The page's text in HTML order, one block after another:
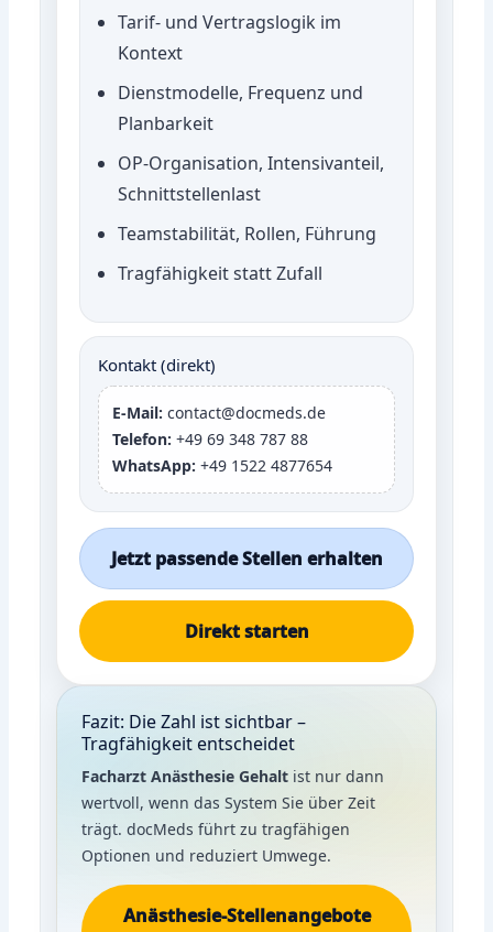
Tarif- und Vertragslogik im
Kontext
Dienstmodelle, Frequenz und
Planbarkeit
OP-Organisation, Intensivanteil,
Schnittstellenlast
Teamstabilität, Rollen, Führung
Tragfähigkeit statt Zufall
Kontakt (direkt)
E-Mail: contact@docmeds.de
Telefon: +49 69 348 787 88
WhatsApp: +49 1522 4877654
Jetzt passende Stellen erhalten
Direkt starten
Fazit: Die Zahl ist sichtbar –
Tragfähigkeit entscheidet
Facharzt Anästhesie Gehalt ist nur dann
wertvoll, wenn das System Sie über Zeit
trägt. docMeds führt zu tragfähigen
Optionen und reduziert Umwege.
Anästhesie-Stellenangebote